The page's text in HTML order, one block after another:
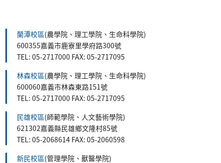
蘭潭校區(農學院、理工學院、生命科學院)
600355嘉義市鹿寮里學府路300號
TEL: 05-2717000 FAX: 05-2717095
林森校區(農學院、理工學院、生命科學院)
600060嘉義市林森東路151號
TEL: 05-2717000 FAX: 05-2717095
民雄校區(師範學院、人文藝術學院)
621302嘉義縣民雄鄉文隆村85號
TEL: 05-2068614 FAX: 05-2060598
新民校區(管理學院、獸醫學院)